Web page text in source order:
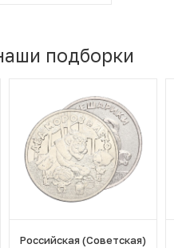
подборки
Российская (Советская)